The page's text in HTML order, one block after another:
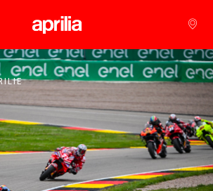
Přejít na hlavní obsah